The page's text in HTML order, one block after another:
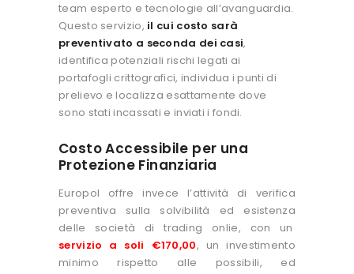
team esperto e tecnologie all’avanguardia.
Questo servizio, il cui costo sarà
preventivato a seconda dei casi,
identifica potenziali rischi legati ai
portafogli crittografici, individua i punti di
prelievo e localizza esattamente dove
sono stati incassati e inviati i fondi.
Costo Accessibile per una
Protezione Finanziaria
Europol offre invece l’attività di verifica
preventiva sulla solvibilità ed esistenza
delle società di trading onlie, con un
servizio a soli €170,00, un investimento
minimo rispetto alle possibili, ed